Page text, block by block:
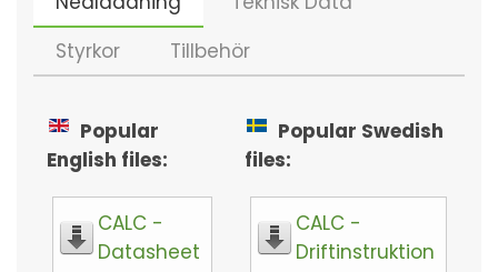
Styrkor
Tillbehör
Popular
English files:
CALC -
Datasheet
Popular Swedish
files:
CALC -
Driftinstruktion